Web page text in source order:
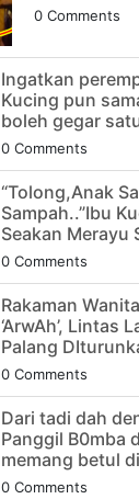
0 Comments
Ingatkan
Kucing pun
boleh gegar
0 Comments
“Tolong,Anak
Sampah..”Ibu
Seakan Merayu
0 Comments
Rakaman
‘ArwAh’, Lintas
Palang
0 Comments
Dari tadi dah
Panggil B0mba
memang betul
0 Comments